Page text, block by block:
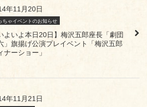
年11月20日
ちゃイベントのお知らせ
よいよ本日20日】梅沢五郎座長「劇団
」旗揚げ公演プレイベント「梅沢五郎
ナーショー」
年11月21日